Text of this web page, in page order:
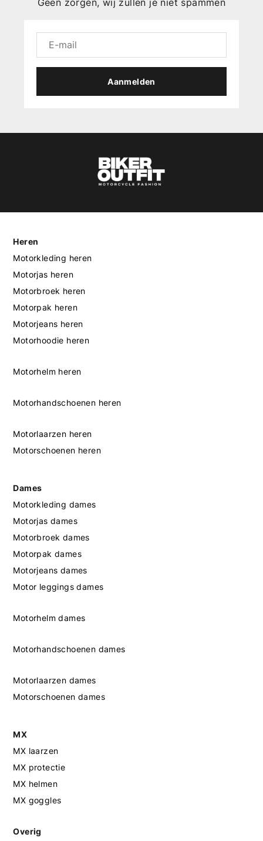
Aanmelden
Heren
Motorkleding heren
Motorjas heren
Motorbroek heren
Motorpak heren
Motorjeans heren
Motorhoodie heren
Motorhelm heren
Motorhandschoenen heren
Motorlaarzen heren
Motorschoenen heren
Dames
Motorkleding dames
Motorjas dames
Motorbroek dames
Motorpak dames
Motorjeans dames
Motor leggings dames
Motorhelm dames
Motorhandschoenen dames
Motorlaarzen dames
Motorschoenen dames
MX
MX laarzen
MX protectie
MX helmen
MX goggles
Overig